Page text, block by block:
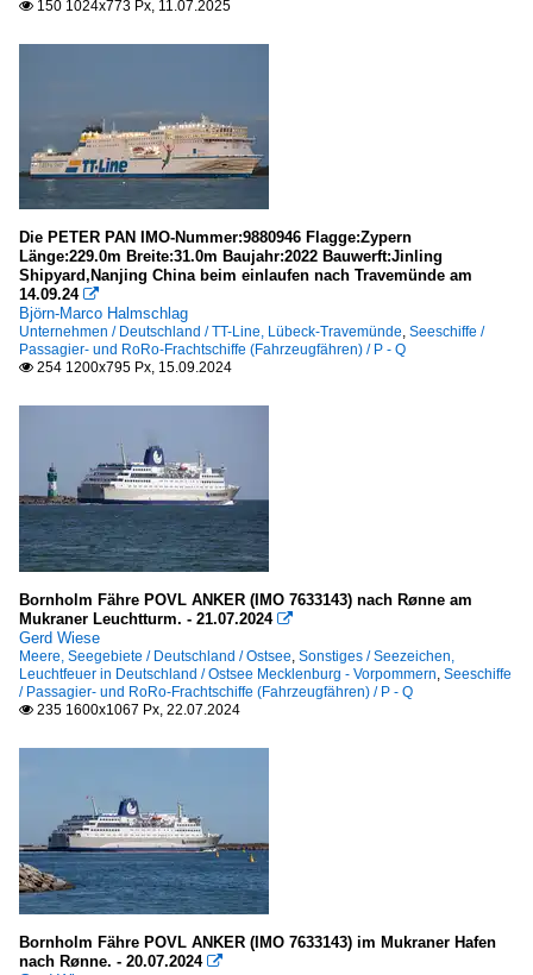
Penang
Norwegen
Polen
Swinoujscie/Swinemünde
Vereinigtes Königreich etc.
Seeschiffe
Fahrgastschiffe
.Name unbekannt bzw. mehrere
K
Kreuzfahrt-/ Passagierschiffe
B
C
F
H
N
R
 150 1024x773 Px, 11.07.2025
Die PETER PAN IMO-Nummer:9880946 Flagge:Zypern
Länge:229.0m Breite:31.0m Baujahr:2022 Bauwerft:Jinling
Shipyard,Nanjing China beim einlaufen nach Travemünde am
14.09.24 
Björn-Marco Halmschlag
Unternehmen / Deutschland / TT-Line, Lübeck-Travemünde, Seeschiffe /
Passagier- und RoRo-Frachtschiffe (Fahrzeugfähren) / P - Q
 254 1200x795 Px, 15.09.2024
Bornholm Fähre POVL ANKER (IMO 7633143) nach Rønne am
Mukraner Leuchtturm. - 21.07.2024 
Gerd Wiese
Meere, Seegebiete / Deutschland / Ostsee, Sonstiges / Seezeichen,
Leuchtfeuer in Deutschland / Ostsee Mecklenburg - Vorpommern, Seeschiffe
/ Passagier- und RoRo-Frachtschiffe (Fahrzeugfähren) / P - Q
 235 1600x1067 Px, 22.07.2024
Bornholm Fähre POVL ANKER (IMO 7633143) im Mukraner Hafen
nach Rønne. - 20.07.2024 